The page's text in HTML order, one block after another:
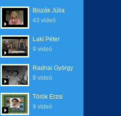
Biszák Júlia
43 videó
Laki Péter
9 videó
Radnai György
8 videó
Török Erzsi
9 videó